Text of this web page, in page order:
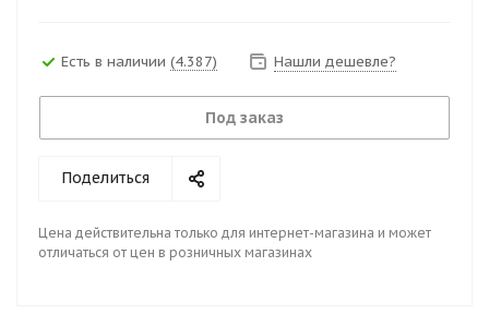
Есть в наличии (4.387) Нашли дешевле?
Под заказ
Поделиться
Цена действительна только для интернет-магазина и может
отличаться от цен в розничных магазинах